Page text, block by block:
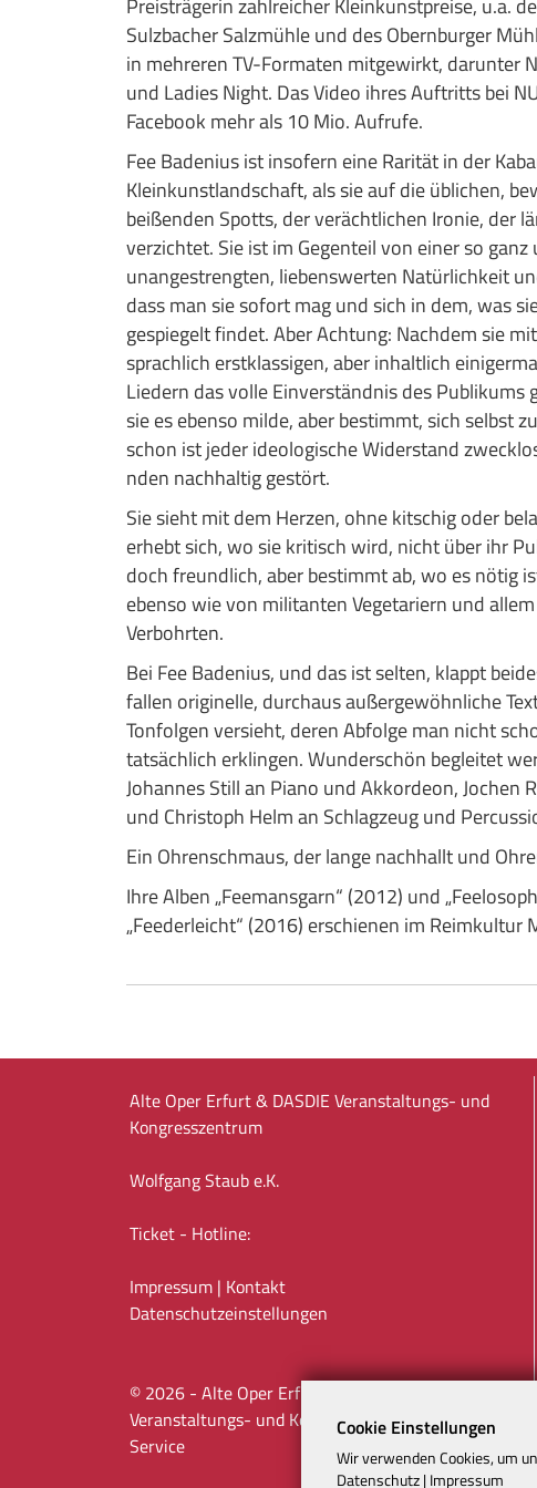
Preisträgerin zahlreicher Kleinkunstpreise, u.a.
Sulzbacher Salzmühle und des Obernburger
in mehreren TV-Formaten mitgewirkt, darunter
und Ladies Night. Das Video ihres Auftritts bei
Facebook mehr als 10 Mio. Aufrufe.
Fee Badenius ist insofern eine Rarität in der
Kleinkunstlandschaft, als sie auf die üblichen,
beißenden Spotts, der verächtlichen Ironie, der
verzichtet. Sie ist im Gegenteil von einer so ganz
unangestrengten, liebenswerten Natürlichkeit
dass man sie sofort mag und sich in dem, was
gespiegelt findet. Aber Achtung: Nachdem sie
sprachlich erstklassigen, aber inhaltlich
Liedern das volle Einverständnis des
sie es ebenso milde, aber bestimmt, sich selbst
schon ist jeder ideologische Widerstand
nden nachhaltig gestört.
Sie sieht mit dem Herzen, ohne kitschig oder
erhebt sich, wo sie kritisch wird, nicht über ihr
doch freundlich, aber bestimmt ab, wo es nötig
ebenso wie von militanten Vegetariern und
Verbohrten.
Bei Fee Badenius, und das ist selten, klappt
fallen originelle, durchaus außergewöhnliche
Tonfolgen versieht, deren Abfolge man nicht
tatsächlich erklingen. Wunderschön begleitet
Johannes Still an Piano und Akkordeon, Jochen
und Christoph Helm an Schlagzeug und
Ein Ohrenschmaus, der lange nachhallt und
Ihre Alben „Feemansgarn“ (2012) und
„Feederleicht“ (2016) erschienen im Reimkultur
Alte Oper Erfurt & DASDIE Veranstaltungs- und
Kongresszentrum
Wolfgang Staub e.K.
Ticket - Hotline:
Impressum | Kontakt
Datenschutz­einstellungen
© 2026 - Alte Oper Erfurt & DASDIE
Veranstaltungs- und Kongresszentrum |ATeO-
Service
Cookie Einstellungen
Wir verwenden Cookies, um
Datenschutz | Impressum